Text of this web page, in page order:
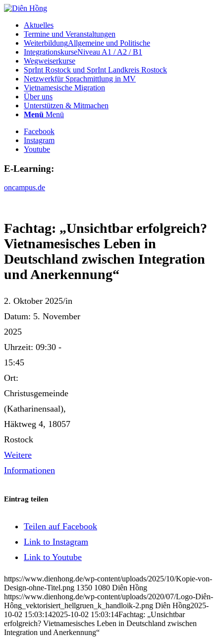
Aktuelles
Termine und Veranstaltungen
WeiterbildungAllgemeine und Politische
IntegrationskurseNiveau A1 / A2 / B1
Wegweiserkurse
SprInt Rostock und SprInt Landkreis Rostock
Netzwerkfür Sprachmittlung in MV
Vietnamesische Migration
Über uns
Unterstützen & Mitmachen
Menü Menü
Facebook
Instagram
Youtube
E-Learning:
oncampus.de
Fachtag: „Unsichtbar erfolgreich?
Vietnamesisches Leben in
Deutschland zwischen Integration
und Anerkennung“
2. Oktober 2025/in
Datum: 5. November
2025
Uhrzeit: 09:30 -
15:45
Ort:
Christusgemeinde
(Katharinensaal),
Häktweg 4, 18057
Rostock
Weitere
Informationen
Eintrag teilen
Teilen auf Facebook
Link to Instagram
Link to Youtube
https://www.dienhong.de/wp-content/uploads/2025/10/Kopie-von-
Design-ohne-Titel.png 1350 1080 Diên Hồng
https://www.dienhong.de/wp-content/uploads/2020/07/Logo-Diên-
Hông_vektorisiert_hellgruen_k_handloik-2.png Diên Hồng2025-
10-02 15:03:142025-10-02 15:03:14Fachtag: „Unsichtbar
erfolgreich? Vietnamesisches Leben in Deutschland zwischen
Integration und Anerkennung“